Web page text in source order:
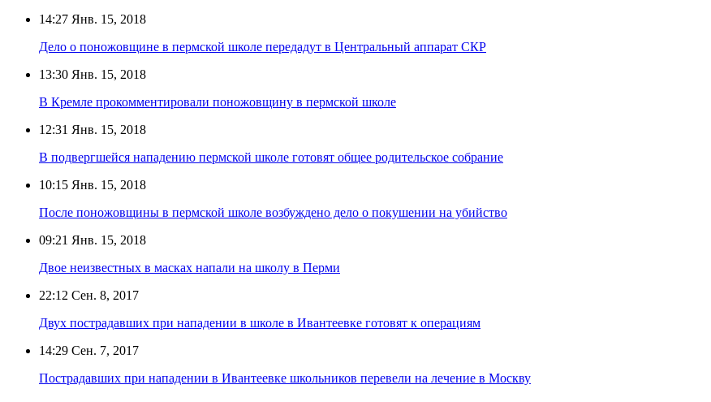
14:27 Янв. 15, 2018
Дело о поножовщине в пермской школе передадут в Центральный аппарат СКР
13:30 Янв. 15, 2018
В Кремле прокомментировали поножовщину в пермской школе
12:31 Янв. 15, 2018
В подвергшейся нападению пермской школе готовят общее родительское собрание
10:15 Янв. 15, 2018
После поножовщины в пермской школе возбуждено дело о покушении на убийство
09:21 Янв. 15, 2018
Двое неизвестных в масках напали на школу в Перми
22:12 Сен. 8, 2017
Двух пострадавших при нападении в школе в Ивантеевке готовят к операциям
14:29 Сен. 7, 2017
Пострадавших при нападении в Ивантеевке школьников перевели на лечение в Москву